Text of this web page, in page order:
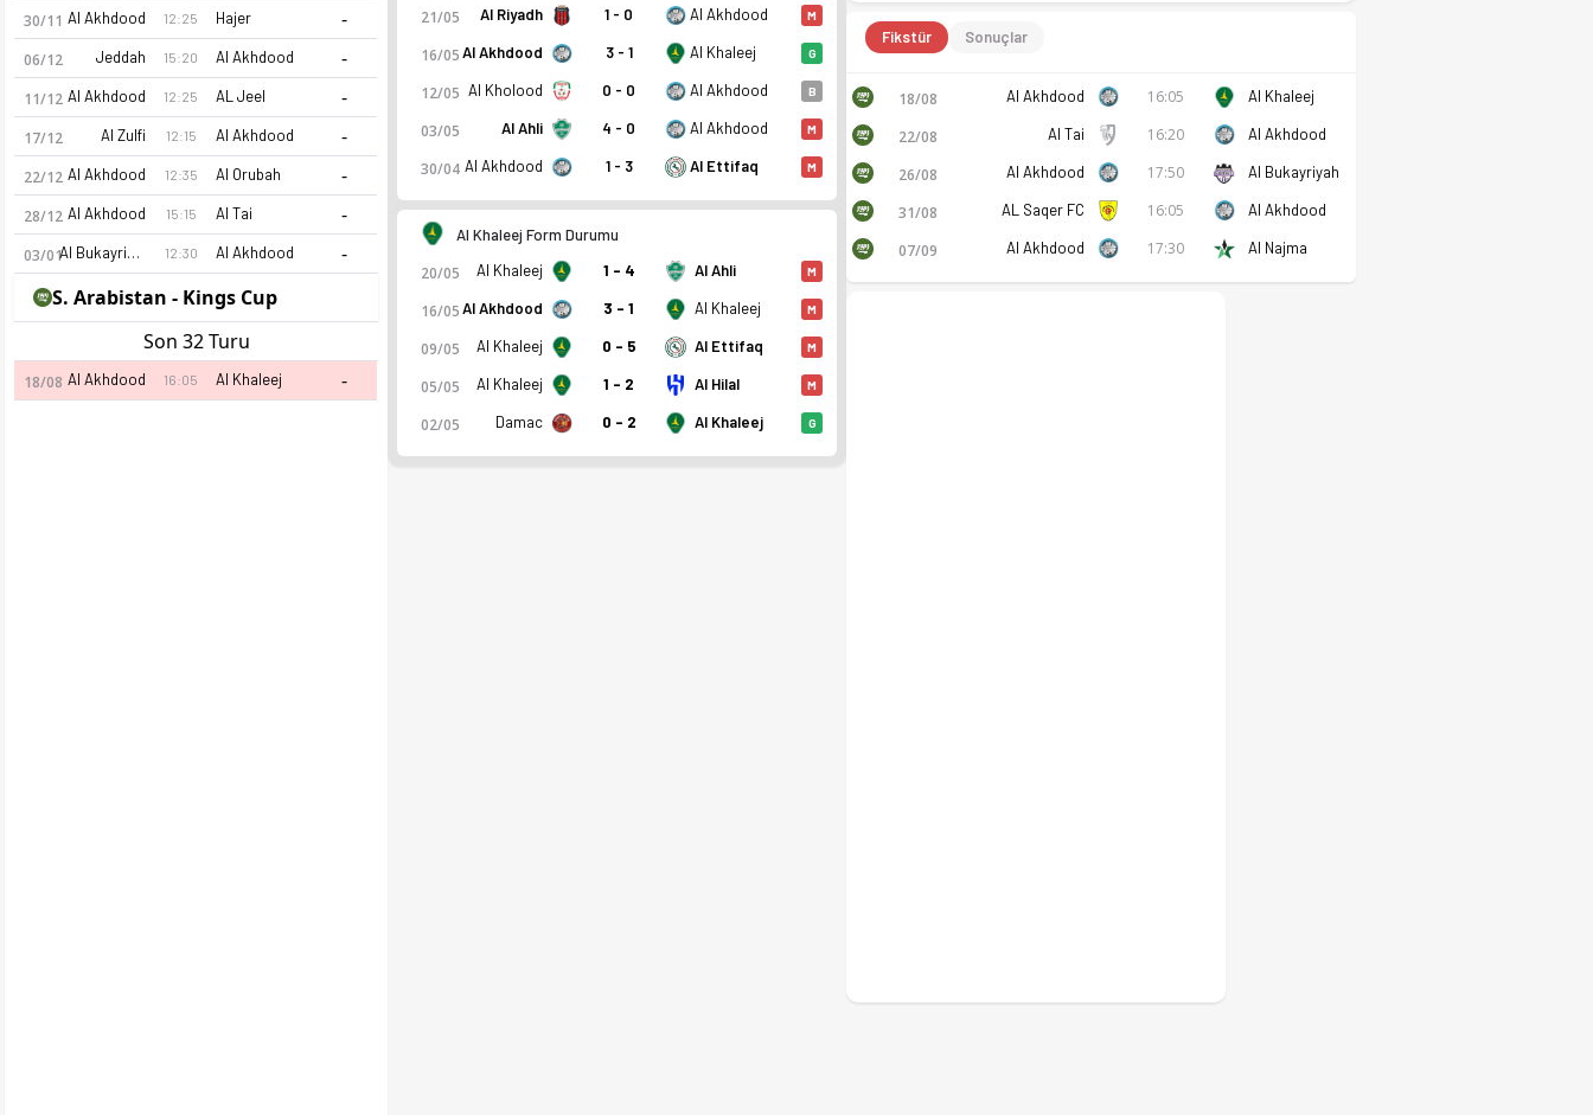
30/11 Al Akhdood 12:25 Hajer -
06/12 Jeddah 15:20 Al Akhdood -
11/12 Al Akhdood 12:25 AL Jeel -
17/12 Al Zulfi 12:15 Al Akhdood -
22/12 Al Akhdood 12:35 Al Orubah -
28/12 Al Akhdood 15:15 Al Tai -
03/01 Al Bukayriyah 12:30 Al Akhdood
-
S. Arabistan - Kings Cup
Son 32 Turu
18/08 Al Akhdood 16:05 Al Khaleej -
21/05 Al Riyadh 1 - 0 Al Akhdood M
16/05 Al Akhdood 3 - 1 Al Khaleej G
12/05 Al Kholood 0 - 0 Al Akhdood B
03/05 Al Ahli 4 - 0 Al Akhdood M
30/04 Al Akhdood 1 - 3 Al Ettifaq M
Al Khaleej Form Durumu
20/05 Al Khaleej 1 - 4 Al Ahli M
16/05 Al Akhdood 3 - 1 Al Khaleej M
09/05 Al Khaleej 0 - 5 Al Ettifaq M
05/05 Al Khaleej 1 - 2 Al Hilal M
02/05 Damac 0 - 2 Al Khaleej G
Fikstür Sonuçlar
18/08 Al Akhdood 16:05 Al Khaleej
22/08 Al Tai 16:20 Al Akhdood
26/08 Al Akhdood 17:50 Al Bukayriyah
31/08 AL Saqer FC 16:05 Al Akhdood
07/09 Al Akhdood 17:30 Al Najma